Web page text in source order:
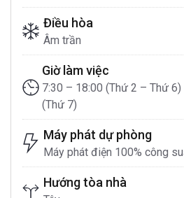
Điều hòa
Âm trần
Giờ làm việc
7:30 – 18:00 (Thứ 2 – Thứ
(Thứ 7)
Máy phát dự phòng
Máy phát điện 100% công
Hướng tòa nhà